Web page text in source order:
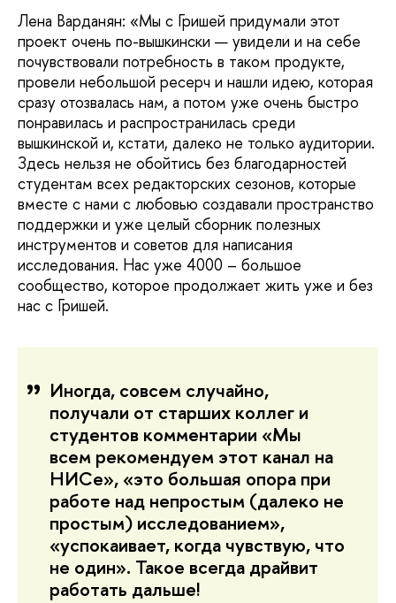
Лена Варданян: «Мы с Гришей придумали этот
проект очень по-вышкински — увидели и на себе
почувствовали потребность в таком продукте,
провели небольшой ресерч и нашли идею, которая
сразу отозвалась нам, а потом уже очень быстро
понравилась и распространилась среди
вышкинской и, кстати, далеко не только аудитории.
Здесь нельзя не обойтись без благодарностей
студентам всех редакторских сезонов, которые
вместе с нами с любовью создавали пространство
поддержки и уже целый сборник полезных
инструментов и советов для написания
исследования. Нас уже 4000 – большое
сообщество, которое продолжает жить уже и без
нас с Гришей.
Иногда, совсем случайно,
получали от старших коллег и
студентов комментарии «Мы
всем рекомендуем этот канал на
НИСе», «это большая опора при
работе над непростым (далеко не
простым) исследованием»,
«успокаивает, когда чувствую, что
не один». Такое всегда драйвит
работать дальше!